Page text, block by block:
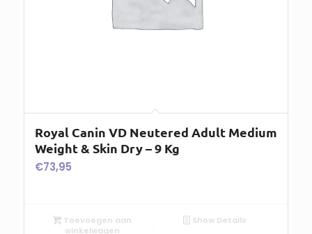
Royal Canin VD Neutered Adult Medium
Weight & Skin Dry – 9 Kg
€73,95
Toevoegen aan
winkelwagen
Show Details